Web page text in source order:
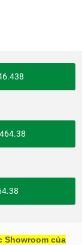
Showroom của